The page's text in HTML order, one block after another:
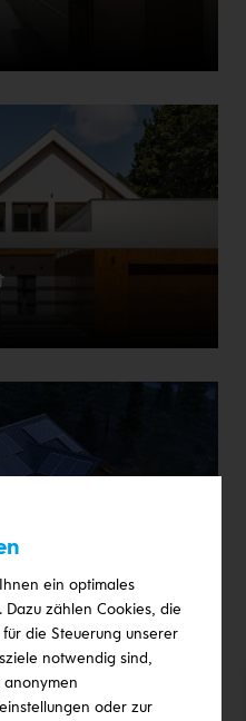
ein optimales
Dazu zählen Cookies, die
die Steuerung unserer
notwendig sind,
oder zur